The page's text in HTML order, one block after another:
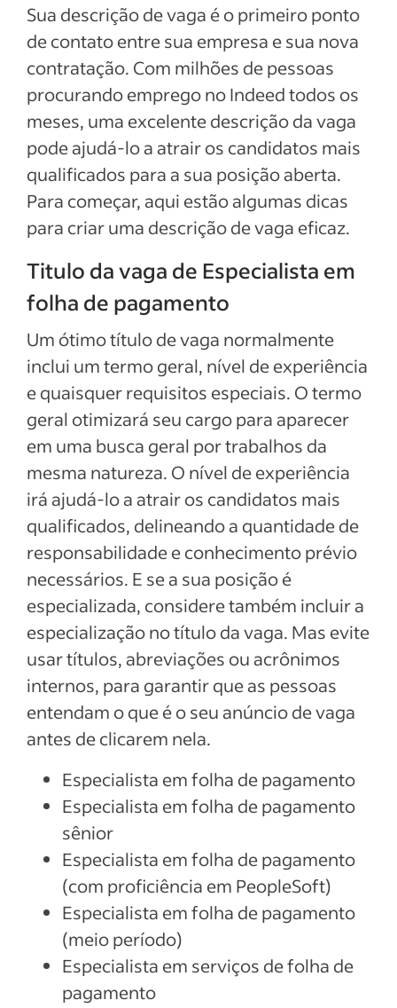
de pagamento
Responsabilidades e deveres de
Especialista em folha de pagamento
Qualificações e habilidades de Especialista
em folha de pagamento
Exemplos de descrição da vaga
Ver mais
Sua descrição de vaga é o primeiro ponto
de contato entre sua empresa e sua nova
contratação. Com milhões de pessoas
procurando emprego no Indeed todos os
meses, uma excelente descrição da vaga
pode ajudá-lo a atrair os candidatos mais
qualificados para a sua posição aberta.
Para começar, aqui estão algumas dicas
para criar uma descrição de vaga eficaz.
Titulo da vaga de Especialista em
folha de pagamento
Um ótimo título de vaga normalmente
inclui um termo geral, nível de experiência
e quaisquer requisitos especiais. O termo
geral otimizará seu cargo para aparecer
em uma busca geral por trabalhos da
mesma natureza. O nível de experiência
irá ajudá-lo a atrair os candidatos mais
qualificados, delineando a quantidade de
responsabilidade e conhecimento prévio
necessários. E se a sua posição é
especializada, considere também incluir a
especialização no título da vaga. Mas evite
usar títulos, abreviações ou acrônimos
internos, para garantir que as pessoas
entendam o que é o seu anúncio de vaga
antes de clicarem nela.
Especialista em folha de pagamento
Especialista em folha de pagamento
sênior
Especialista em folha de pagamento
(com proficiência em PeopleSoft)
Especialista em folha de pagamento
(meio período)
Especialista em serviços de folha de
pagamento